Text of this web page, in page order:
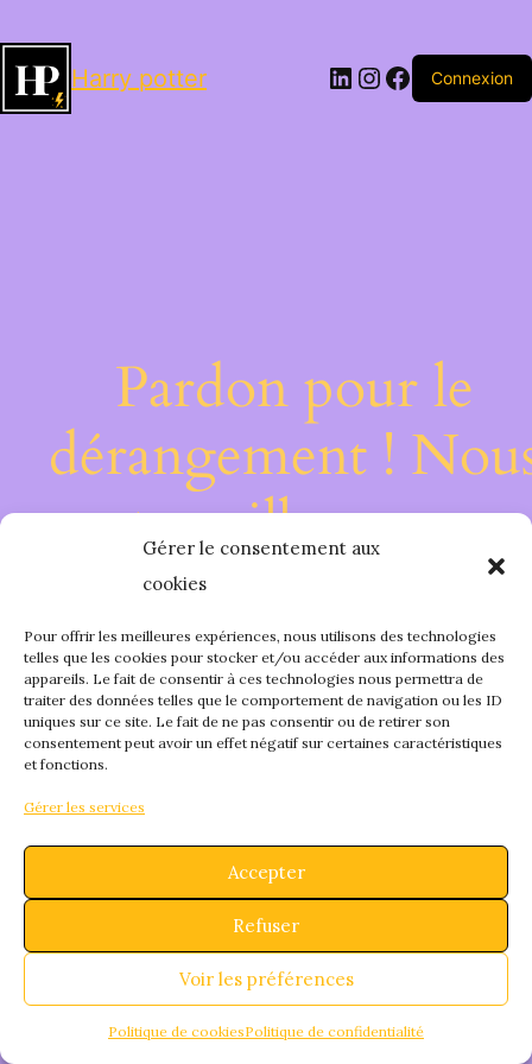
Gérer le consentement aux
cookies
Pour offrir les meilleures expériences, nous utilisons des technologies
telles que les cookies pour stocker et/ou accéder aux informations des
appareils. Le fait de consentir à ces technologies nous permettra de
traiter des données telles que le comportement de navigation ou les ID
uniques sur ce site. Le fait de ne pas consentir ou de retirer son
consentement peut avoir un effet négatif sur certaines caractéristiques
et fonctions.
Gérer les services
Accepter
Refuser
Voir les préférences
Politique de cookiesPolitique de confidentialité
Harry potter LinkedIn
Instagram
Facebook
Connexion
Pardon pour le
dérangement !
travaillons sur
quelque chose de
fantastique –
bientôt !